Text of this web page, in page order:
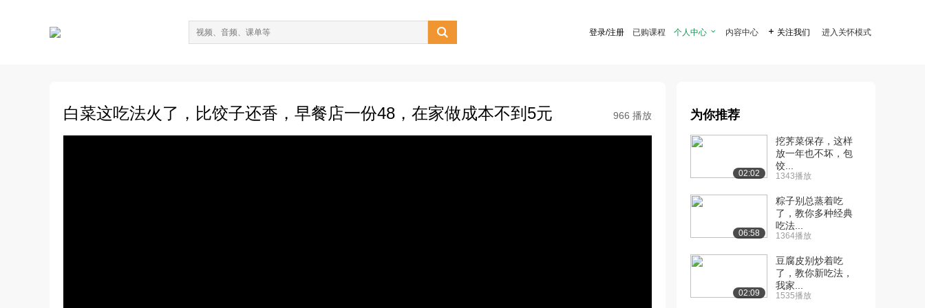
 登录/注册 已购课程 个人中心  内容中心  关注我们 进入关怀模式
白菜这吃法火了，比饺子还香，早餐店一份48，在家做成本不到5元 966 播放 为你推荐
02:02
挖荠菜保存，这样
放一年也不坏，包
饺...
1343播放
06:58
粽子别总蒸着吃
了，教你多种经典
吃法...
1364播放
02:09
豆腐皮别炒着吃
了，教你新吃法，
我家...
1535播放